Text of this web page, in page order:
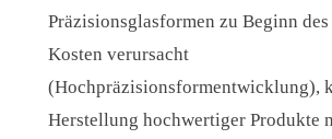
Präzisionsglasformen zu Beginn
Kosten verursacht
(Hochpräzisionsformentwicklung),
Herstellung hochwertiger Produkte